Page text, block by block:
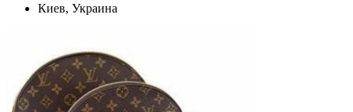
Киев, Украина